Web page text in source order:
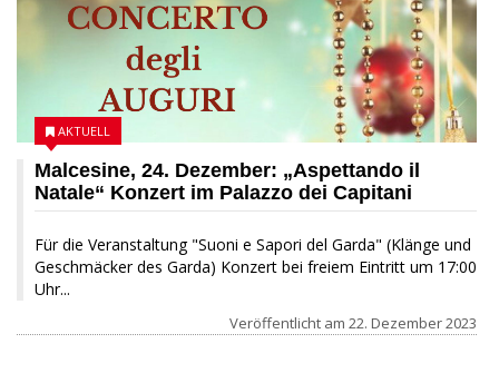
Malcesine, 24. Dezember: „Aspettando il
Natale“ Konzert im Palazzo dei Capitani
Für die Veranstaltung "Suoni e Sapori del Garda" (Klänge und
Geschmäcker des Garda) Konzert bei freiem Eintritt um 17:00
Uhr...
AKTUELL
Veröffentlicht am 22. Dezember 2023